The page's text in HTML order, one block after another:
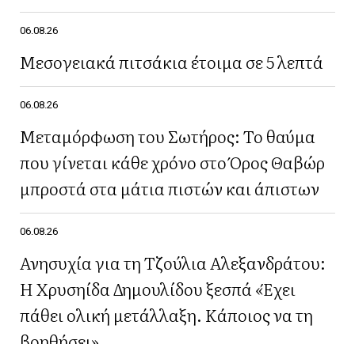
06.08.26
Μεσογειακά πιτσάκια έτοιμα σε 5 λεπτά
06.08.26
Μεταμόρφωση του Σωτήρος: Το θαύμα
που γίνεται κάθε χρόνο στο Όρος Θαβώρ
μπροστά στα μάτια πιστών και άπιστων
06.08.26
Ανησυχία για τη Τζούλια Αλεξανδράτου:
Η Χρυσηίδα Δημουλίδου ξεσπά «Έχει
πάθει ολική μετάλλαξη. Κάποιος να τη